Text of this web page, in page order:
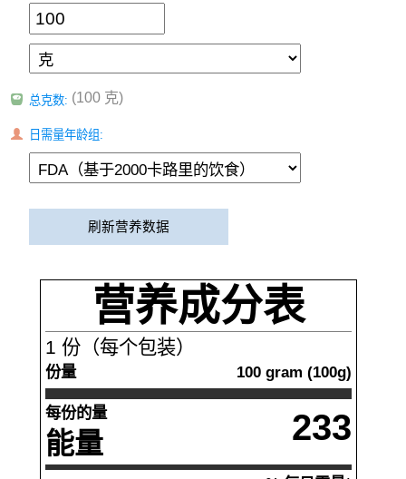
总克数: (100 克)
日需量年龄组:
刷新营养数据
营养成分表
1 份（每个包装）
份量 100 gram (100g)
每份的量
能量 233